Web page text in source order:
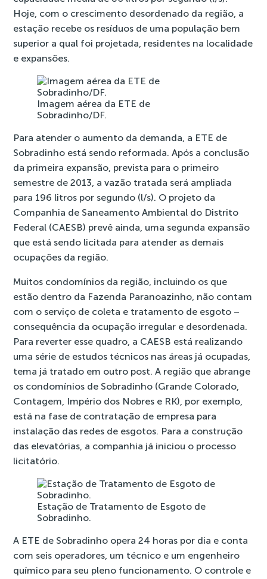
Hoje, com o crescimento desordenado da região, a
estação recebe os resíduos de uma população bem
superior a qual foi projetada, residentes na localidade
e expansões.
Imagem aérea da ETE de
Sobradinho/DF.
Para atender o aumento da demanda, a ETE de
Sobradinho está sendo reformada. Após a conclusão
da primeira expansão, prevista para o primeiro
semestre de 2013, a vazão tratada será ampliada
para 196 litros por segundo (l/s). O projeto da
Companhia de Saneamento Ambiental do Distrito
Federal (CAESB) prevê ainda, uma segunda expansão
que está sendo licitada para atender as demais
ocupações da região.
Muitos condomínios da região, incluindo os que
estão dentro da Fazenda Paranoazinho, não contam
com o serviço de coleta e tratamento de esgoto –
consequência da ocupação irregular e desordenada.
Para reverter esse quadro, a CAESB está realizando
uma série de estudos técnicos nas áreas já ocupadas,
tema já tratado em outro post. A região que abrange
os condomínios de Sobradinho (Grande Colorado,
Contagem, Império dos Nobres e RK), por exemplo,
está na fase de contratação de empresa para
instalação das redes de esgotos. Para a construção
das elevatórias, a companhia já iniciou o processo
licitatório.
Estação de Tratamento de Esgoto de
Sobradinho.
A ETE de Sobradinho opera 24 horas por dia e conta
com seis operadores, um técnico e um engenheiro
químico para seu pleno funcionamento. O controle e